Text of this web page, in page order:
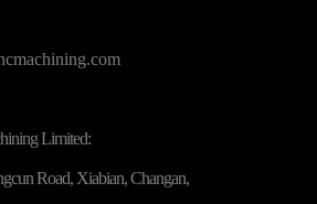
Limited:
Road, Xiabian, Changan,